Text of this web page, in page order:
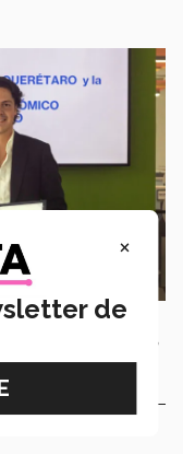
Desarrollo Económico
×
de